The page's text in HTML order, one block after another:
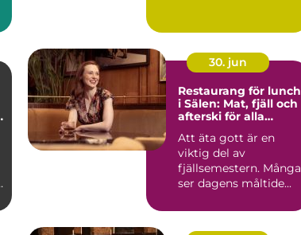
30. jun
Restaurang för lunch
i Sälen: Mat, fjäll och
afterski för alla
Att äta gott är en
viktig del av
fjällsemestern. Många
ser dagens måltide...